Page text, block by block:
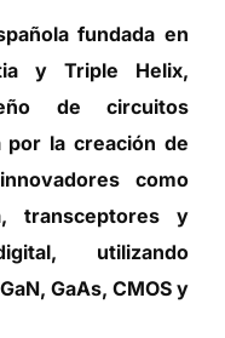
fundada en
y Triple Helix,
de circuitos
por la creación de
como
transceptores y
utilizando
GaAs, CMOS y